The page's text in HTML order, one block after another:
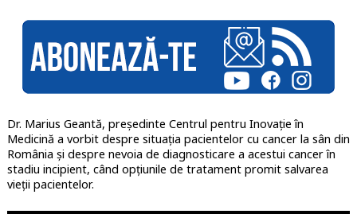
Dr. Marius Geantă, președinte Centrul pentru Inovație în
Medicină a vorbit despre situația pacientelor cu cancer la sân din
România și despre nevoia de diagnosticare a acestui cancer în
stadiu incipient, când opțiunile de tratament promit salvarea
vieții pacientelor.